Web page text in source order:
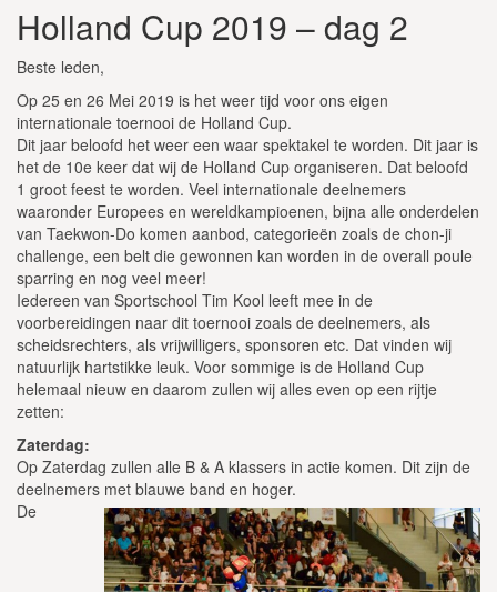
WEBSHOP
SCHRIJF JE NU IN!
CONTACT
Holland Cup 2019 – dag 2
Beste leden,
Op 25 en 26 Mei 2019 is het weer tijd voor ons eigen
internationale toernooi de Holland Cup.
Dit jaar beloofd het weer een waar spektakel te worden. Dit jaar is
het de 10e keer dat wij de Holland Cup organiseren. Dat beloofd
1 groot feest te worden. Veel internationale deelnemers
waaronder Europees en wereldkampioenen, bijna alle onderdelen
van Taekwon-Do komen aanbod, categorieën zoals de chon-ji
challenge, een belt die gewonnen kan worden in de overall poule
sparring en nog veel meer!
Iedereen van Sportschool Tim Kool leeft mee in de
voorbereidingen naar dit toernooi zoals de deelnemers, als
scheidsrechters, als vrijwilligers, sponsoren etc. Dat vinden wij
natuurlijk hartstikke leuk. Voor sommige is de Holland Cup
helemaal nieuw en daarom zullen wij alles even op een rijtje
zetten:
Zaterdag:
Op Zaterdag zullen alle B & A klassers in actie komen. Dit zijn de
deelnemers met blauwe band en hoger.
De